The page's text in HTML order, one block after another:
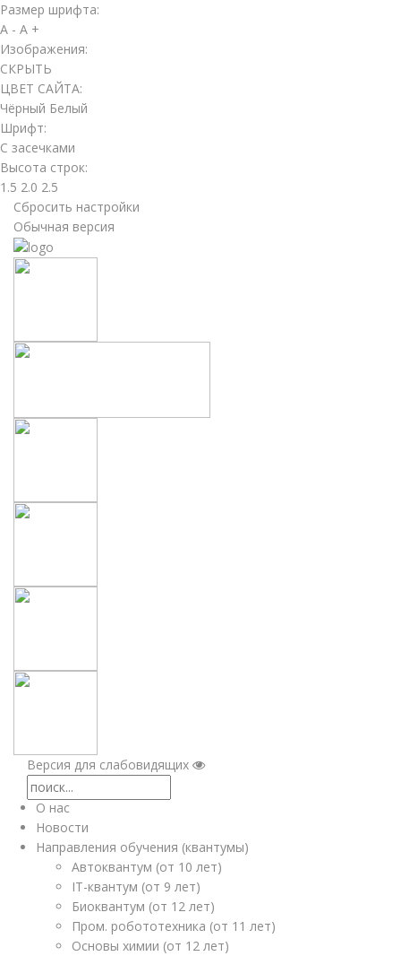
Размер шрифта:
A - A +
Изображения:
СКРЫТЬ
ЦВЕТ САЙТА:
Чёрный Белый
Шрифт:
С засечками
Высота строк:
1.5 2.0 2.5
Сбросить настройки
Обычная версия
Версия для слабовидящих
О нас
Новости
Направления обучения (квантумы)
Автоквантум (от 10 лет)
IT-квантум (от 9 лет)
Биоквантум (от 12 лет)
Пром. робототехника (от 11 лет)
Основы химии (от 12 лет)